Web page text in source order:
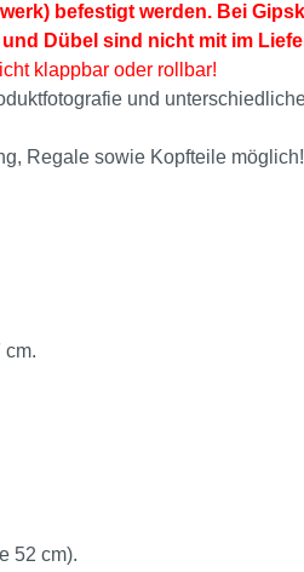
befestigt werden. Bei
Dübel sind nicht mit im
klappbar oder rollbar!
und
Regale sowie Kopfteile möglich!
cm.
52 cm).